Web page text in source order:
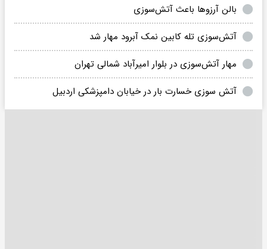
بالن آرزوها باعث آتش‌سوزی
آتش‌سوزی تله کابین نمک آبرود مهار شد
مهار آتش‌سوزی در بلوار امیرآباد شمالی تهران
آتش‌ سوزی خسارت‌ بار در خیابان دامپزشکی اردبیل